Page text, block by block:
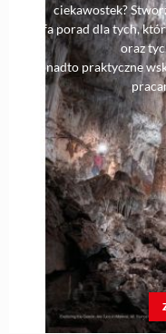
ciekawostek?
Strefa porad dla tych,
oraz
Ponadto praktyczne